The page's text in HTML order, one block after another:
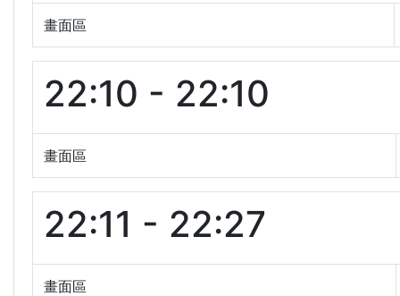
畫面區
22:10 - 22:10
畫面區
22:11 - 22:27
畫面區